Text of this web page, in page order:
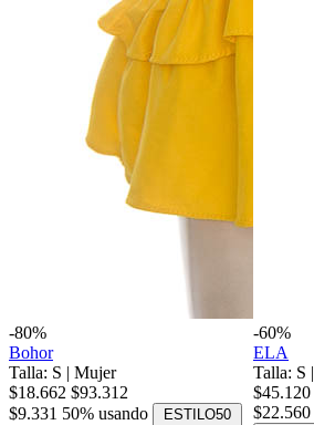
-80%
Bohor
Talla: S | Mujer
$18.662 $93.312
$9.331 50% usando ESTILO50
-60%
ELA
Talla: S |
$45.120
$22.560